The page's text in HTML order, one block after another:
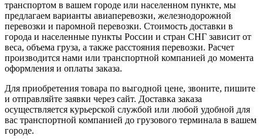
транспортом в вашем городе или населенном пункте, мы
предлагаем варианты авиаперевозки, железнодорожной
перевозки и паромной перевозки. Стоимость доставки в
города и населенные пункты России и стран СНГ зависит от
веса, объема груза, а также расстояния перевозки. Расчет
производится нами или транспортной компанией до момента
оформления и оплаты заказа.
Для приобретения товара по выгодной цене, звоните, пишите
и отправляйте заявки через сайт. Доставка заказа
осуществляется курьерской службой или любой удобной для
вас транспортной компанией до грузового терминала в вашем
городе.